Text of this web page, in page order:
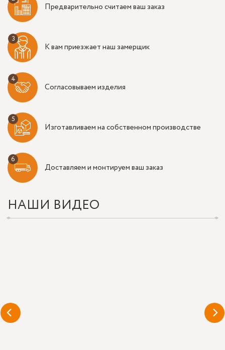
Предварительно считаем ваш заказ
К вам приезжает наш замерщик
Согласовываем изделия
Изготавливаем на собственном производстве
Доставляем и монтируем ваш заказ
НАШИ ВИДЕО